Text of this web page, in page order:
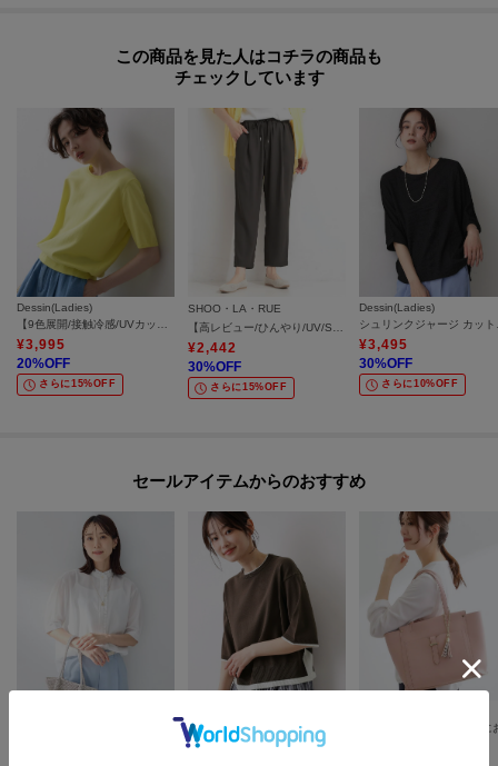
この商品を見た人はコチラの商品も
チェックしています
Dessin(Ladies)
【9色展開/接触冷感/UVカット】ドライタッチサマーニットT
¥3,995
20%OFF
さらに15%OFF
SHOO・LA・RUE
【高レビュー/ひんやり/UV/SS-3L/セットアップ可】さらさらぷるん イージーテーパードパンツ
¥2,442
30%OFF
さらに15%OFF
Dessin(Ladies)
シ
¥3,495
30%OFF
さらに10%OFF
セールアイテムからのおすすめ
¥4,197